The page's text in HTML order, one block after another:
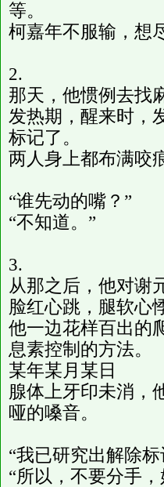
等。
柯嘉年不服输，想
2.
那天，他惯例去找
发热期，醒来时，
标记了。
两人身上都布满咬
“谁先动的嘴？”
“不知道。”
3.
从那之后，他对谢
脸红心跳，腿软心
他一边花样百出的
息素控制的方法。
某年某月某日
腺体上牙印未消，
哑的嗓音。
“我已研究出解除
“所以，不要分手，